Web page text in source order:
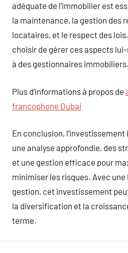
adéquate de l’immobilier est
la maintenance, la gestion des
locataires, et le respect des
choisir de gérer ces aspects
à des gestionnaires immobiliers.
Plus d’informations à propos de
francophone Dubai
En conclusion,
une analyse approfondie, des
et une gestion efficace pour
minimiser les risques. Avec
gestion, cet investissement
la diversification et la
terme.